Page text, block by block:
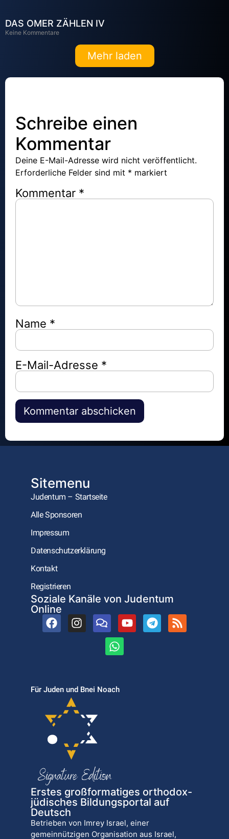
DAS OMER ZÄHLEN IV
Keine Kommentare
Mehr laden
Schreibe einen
Kommentar
Deine E-Mail-Adresse wird nicht veröffentlicht.
Erforderliche Felder sind mit * markiert
Kommentar *
Name *
E-Mail-Adresse *
Alternative:
Sitemenu
Judentum – Startseite
Alle Sponsoren
Impressum
Datenschutzerklärung
Kontakt
Registrieren
Soziale Kanäle von Judentum
Online
Für Juden und Bnei Noach
Erstes großformatiges orthodox-
jüdisches Bildungsportal auf
Deutsch
Betrieben von Imrey Israel, einer
gemeinnützigen Organisation aus Israel,